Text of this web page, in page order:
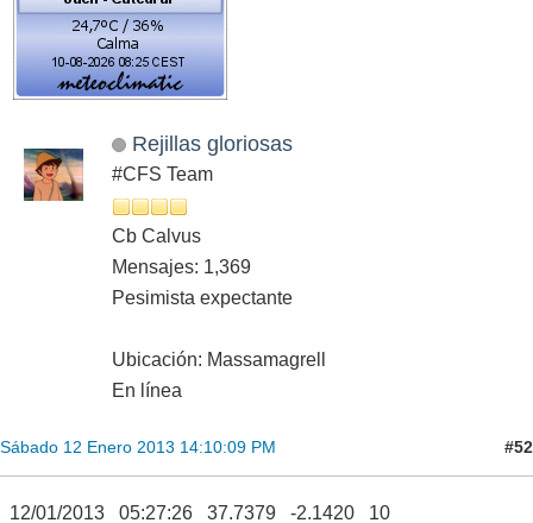
Rejillas gloriosas
#CFS Team
Cb Calvus
Mensajes: 1,369
Pesimista expectante
Ubicación: Massamagrell
En línea
Sábado 12 Enero 2013 14:10:09 PM #52
12/01/2013 05:27:26 37.7379 -2.1420 10